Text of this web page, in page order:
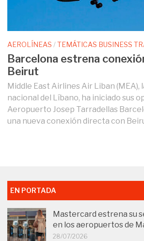
AEROLÍNEAS /TEMÁTICAS BUSINESS
Barcelona estrena
Beirut
Middle East Airlines Air Liban (MEA),
nacional del Líbano, ha iniciado sus
Aeropuerto Josep Tarradellas
una nueva conexión directa con
EN PORTADA
Mastercard estrena su
en los aeropuertos de
28/07/2026